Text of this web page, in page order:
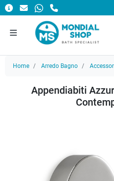
Home Arredo Bagno
Appendiabiti